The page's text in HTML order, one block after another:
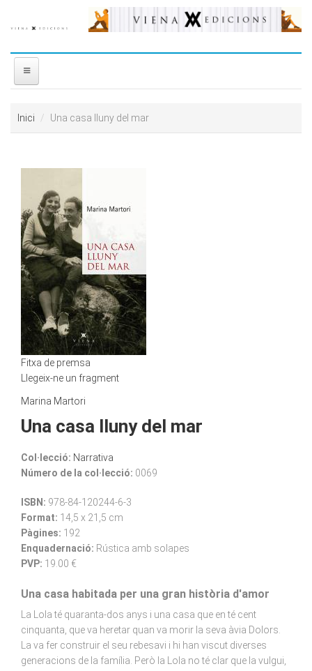
PREMIS
CONTACTE
Inici Una casa lluny del mar
Fitxa de premsa
Llegeix-ne un fragment
Marina Martori
Una casa lluny del mar
Col·lecció: Narrativa
Número de la col·lecció: 0069
ISBN: 978-84-120244-6-3
Format: 14,5 x 21,5 cm
Pàgines: 192
Enquadernació: Rústica amb solapes
PVP: 19.00 €
Una casa habitada per una gran història d'amor
La Lola té quaranta-dos anys i una casa que en té cent
cinquanta, que va heretar quan va morir la seva àvia Dolors.
La va fer construir el seu rebesavi i hi han viscut diverses
generacions de la família. Però la Lola no té clar que la vulgui,